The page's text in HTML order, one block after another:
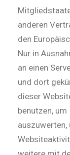
anderen
den
Nur in
an einen
und dort
dieser
benutzen,
auszuwerten,